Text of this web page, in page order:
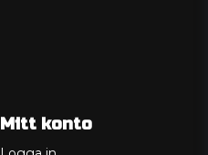
Mitt konto